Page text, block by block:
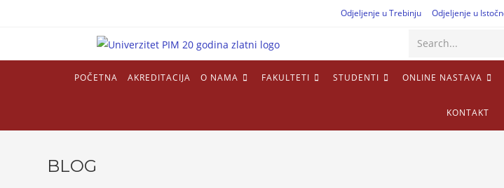
Odjeljenje u Trebinju Odjeljenje u
Search...
POČETNA AKREDITACIJA O NAMA FAKULTETI STUDENTI ONLINE NASTAVA
KONTAKT
BLOG